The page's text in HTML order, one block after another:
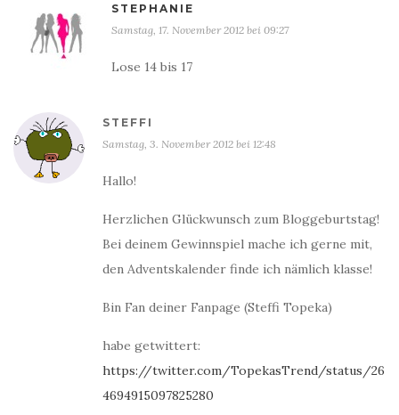
STEPHANIE
Samstag, 17. November 2012 bei 09:27
Lose 14 bis 17
STEFFI
Samstag, 3. November 2012 bei 12:48
Hallo!
Herzlichen Glückwunsch zum Bloggeburtstag!
Bei deinem Gewinnspiel mache ich gerne mit,
den Adventskalender finde ich nämlich klasse!
Bin Fan deiner Fanpage (Steffi Topeka)
habe getwittert:
https://twitter.com/TopekasTrend/status/26
4694915097825280